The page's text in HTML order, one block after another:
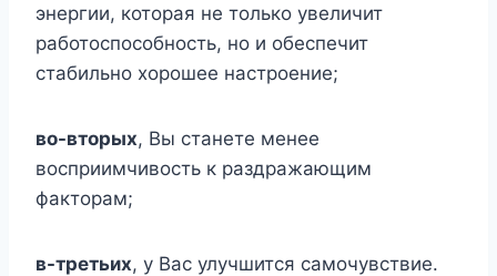
энергии, которая не только увеличит
работоспособность, но и обеспечит
стабильно хорошее настроение;
во-вторых, Вы станете менее
восприимчивость к раздражающим
факторам;
в-третьих, у Вас улучшится самочувствие.